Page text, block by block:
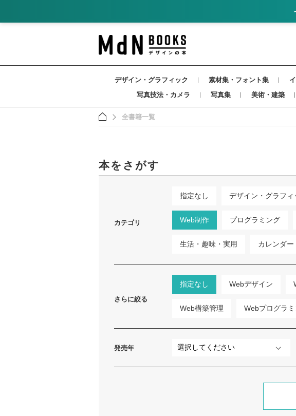
デザイン・グラフィック 素材集・フォント集
写真技法・カメラ
写真集 美術・建築
全書籍一覧
本をさがす
カテゴリ
指定なし デザイン・グラフィ
Web制作 プログラミング
生活・趣味・実用 カレンダ
さらに絞る
指定なし Webデザイン
Web構築管理 Webプログラ
発売年